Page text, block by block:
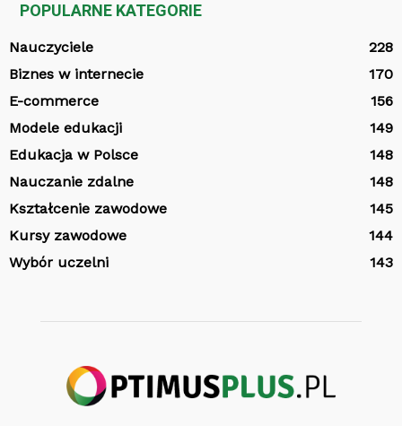
POPULARNE KATEGORIE
Nauczyciele
228
Biznes w internecie
170
E-commerce
156
Modele edukacji
149
Edukacja w Polsce
148
Nauczanie zdalne
148
Kształcenie zawodowe
145
Kursy zawodowe
144
Wybór uczelni
143